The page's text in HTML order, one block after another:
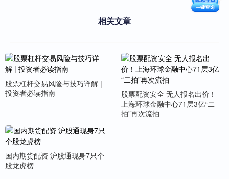
相关文章
股票杠杆交易风险与技巧详解 |
投资者必读指南
股票配资安全 无人报名出价！
上海环球金融中心71层3亿“二
拍”再次流拍
国内期货配资 沪股通现身7只个
股龙虎榜